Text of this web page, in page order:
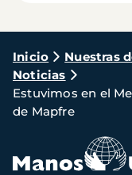
Ruta
de
navegación
Inicio Nuestras
Noticias
Estuvimos en el
de Mapfre